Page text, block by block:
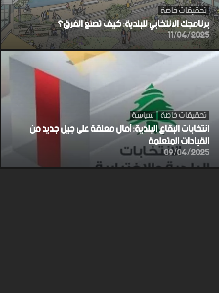
تحقيقات خاصة
برنامجك الانتخابي للبلدية: كيف تصنع الفرق؟
11/04/2025
تحقيقات خاصة سياسة
انتخابات البقاع البلدية: آمال معلقة على جيل جديد من
القيادات المتعلمة
09/04/2025